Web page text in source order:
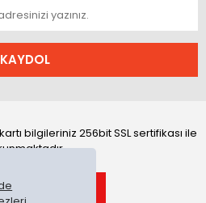
KAYDOL
bilgileriniz 256bit SSL sertifikası ile